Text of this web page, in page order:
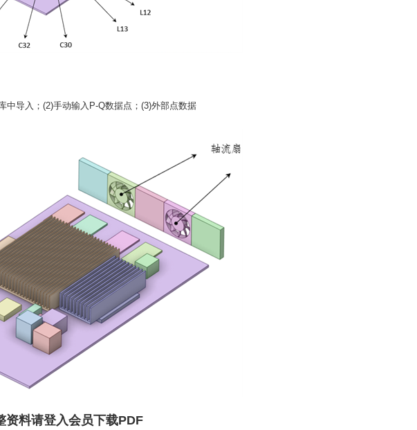
中导入；(2)手动输入P-Q数据点；(3)外部点数据
资料请登入会员下载PDF